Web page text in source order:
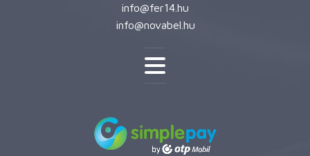
info@fer14.hu
info@novabel.hu